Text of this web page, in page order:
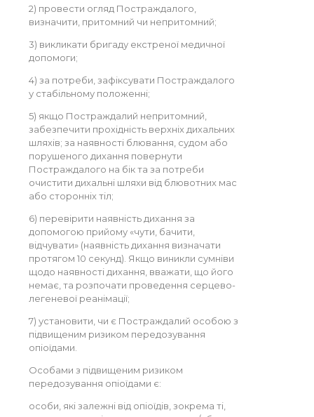
2) провести огляд Постраждалого,
визначити, притомний чи непритомний;
3) викликати бригаду екстреної медичної
допомоги;
4) за потреби, зафіксувати Постраждалого
у стабільному положенні;
5) якщо Постраждалий непритомний,
забезпечити прохідність верхніх дихальних
шляхів; за наявності блювання, судом або
порушеного дихання повернути
Постраждалого на бік та за потреби
очистити дихальні шляхи від блювотних мас
або сторонніх тіл;
6) перевірити наявність дихання за
допомогою прийому «чути, бачити,
відчувати» (наявність дихання визначати
протягом 10 секунд). Якщо виникли сумніви
щодо наявності дихання, вважати, що його
немає, та розпочати проведення серцево-
легеневої реанімації;
7) установити, чи є Постраждалий особою з
підвищеним ризиком передозування
опіоїдами.
Особами з підвищеним ризиком
передозування опіоїдами є:
особи, які залежні від опіоїдів, зокрема ті,